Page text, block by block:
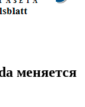
меняется